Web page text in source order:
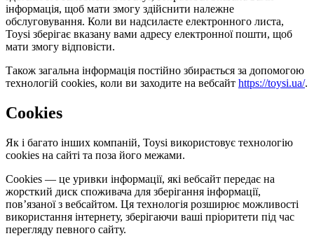
інформація, щоб мати змогу здійснити належне
обслуговування. Коли ви надсилаєте електронного листа,
Toysi зберігає вказану вами адресу електронної пошти, щоб
мати змогу відповісти.
Також загальна інформація постійно збирається за допомогою
технологій cookies, коли ви заходите на вебсайт https://toysi.ua/.
Cookies
Як і багато інших компаній, Toysi використовує технологію
cookies на сайті та поза його межами.
Cookies — це уривки інформації, які вебсайт передає на
жорсткий диск споживача для зберігання інформації,
пов’язаної з вебсайтом. Ця технологія розширює можливості
використання інтернету, зберігаючи ваші пріоритети під час
перегляду певного сайту.